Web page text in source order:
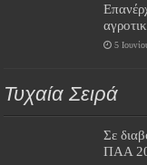
5
Τυχαία Σειρά
Σε
ΠΑΑ